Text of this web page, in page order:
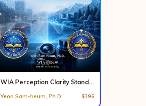
WIA Perception Clarity Standard Guide Set (KO/EN)
Yeon Sam-heum, Ph.D. $396